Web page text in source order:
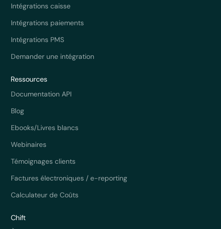
Intégrations caisse
Intégrations paiements
Intégrations PMS
Demander une intégration
Ressources
Documentation API
Blog
Ebooks/Livres blancs
Webinaires
Témoignages clients
Factures électroniques / e-reporting
Calculateur de Coûts
Chift